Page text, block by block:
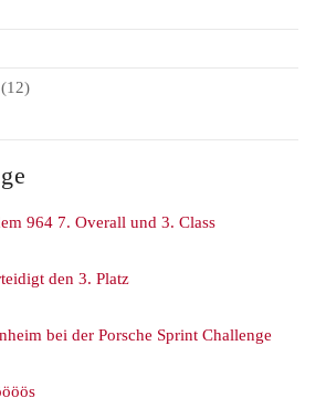
(12)
964 7. Overall und 3. Class
den 3. Platz
bei der Porsche Sprint Challenge